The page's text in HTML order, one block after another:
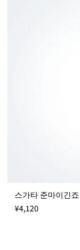
스가타 준마이긴
¥4,120